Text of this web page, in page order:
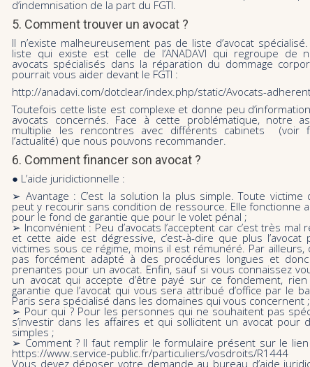
d’indemnisation de la part du FGTI.
5. Comment trouver un avocat ?
Il n’existe malheureusement pas de liste d’avocat
liste qui existe est celle de l’ANADAVI qui regroupe de
avocats spécialisés dans la réparation du dommage
pourrait vous aider devant le FGTI :
http://anadavi.com/dotclear/index.php/static/Avocats-
Toutefois cette liste est complexe et donne peu
avocats concernés. Face à cette problématique, notre
multiplie les rencontres avec différents cabinets (voir
l’actualité) que nous pouvons recommander.
6. Comment financer son avocat ?
● L’aide juridictionnelle :
➢ Avantage : C’est la solution la plus simple. Toute victime
peut y recourir sans condition de ressource. Elle fonctionne
pour le fond de garantie que pour le volet pénal ;
➢ Inconvénient : Peu d’avocats l’acceptent car c’est très mal
et cette aide est dégressive, c’est-à-dire que plus l’avocat
victimes sous ce régime, moins il est rémunéré. Par ailleurs,
pas forcément adapté à des procédures longues et
prenantes pour un avocat. Enfin, sauf si vous connaissez
un avocat qui accepte d’être payé sur ce fondement,
garantie que l’avocat qui vous sera attribué d’office par le
Paris sera spécialisé dans les domaines qui vous concernent ;
➢ Pour qui ? Pour les personnes qui ne souhaitent pas
s’investir dans les affaires et qui sollicitent un avocat pour
simples ;
➢ Comment ? Il faut remplir le formulaire présent sur le lien
https://www.service-public.fr/particuliers/vosdroits/R1444
Vous devez déposer votre demande au bureau d’aide